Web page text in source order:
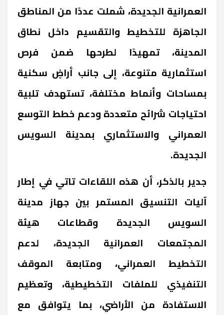
العمرانية الجديدة، شملت عددًا من المناطق
الجاهزة للتخطيط والتقسيم داخل نطاق
المدينة، تمهيدًا لطرحها ضمن فرص
استثمارية متنوعة، إلى جانب أراضٍ سكنية
بمساحات وأنماط مختلفة، تستهدف تلبية
احتياجات شرائح متعددة ودعم خطط التوسع
العمراني والاستثماري بمدينة السويس
الجديدة.
جدير بالذكر، أن هذه اللقاءات تاتي في إطار
آليات التنسيق المستمر بين جهاز مدينة
السويس الجديدة وقطاعات هيئة
المجتمعات العمرانية الجديدة، لدعم
التخطيط العمراني، ومتابعة الموقف
التنفيذي للملفات التخطيطية، وتعظيم
الاستفادة من الأراضي، بما يتوافق مع